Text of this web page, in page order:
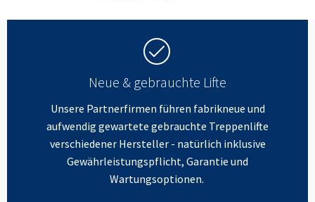
Neue & gebrauchte Lifte
Unsere Partnerfirmen führen fabrikneue und
aufwendig gewartete gebrauchte Treppenlifte
verschiedener Hersteller - natürlich inklusive
Gewährleistungspflicht, Garantie und
Wartungsoptionen.